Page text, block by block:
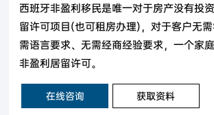
西班牙非盈利移民是唯一对于房产没有投
留许可项目(也可租房办理)，对于客户无
需语言要求、无需经商经验要求，一个家
非盈利居留许可。
在线咨询 获取资料